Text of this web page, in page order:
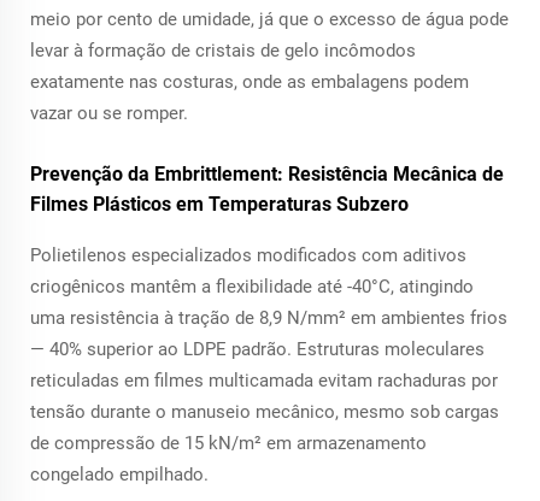
meio por cento de umidade, já que o excesso de água pode
levar à formação de cristais de gelo incômodos
exatamente nas costuras, onde as embalagens podem
vazar ou se romper.
Prevenção da Embrittlement: Resistência Mecânica de
Filmes Plásticos em Temperaturas Subzero
Polietilenos especializados modificados com aditivos
criogênicos mantêm a flexibilidade até -40°C, atingindo
uma resistência à tração de 8,9 N/mm² em ambientes frios
— 40% superior ao LDPE padrão. Estruturas moleculares
reticuladas em filmes multicamada evitam rachaduras por
tensão durante o manuseio mecânico, mesmo sob cargas
de compressão de 15 kN/m² em armazenamento
congelado empilhado.